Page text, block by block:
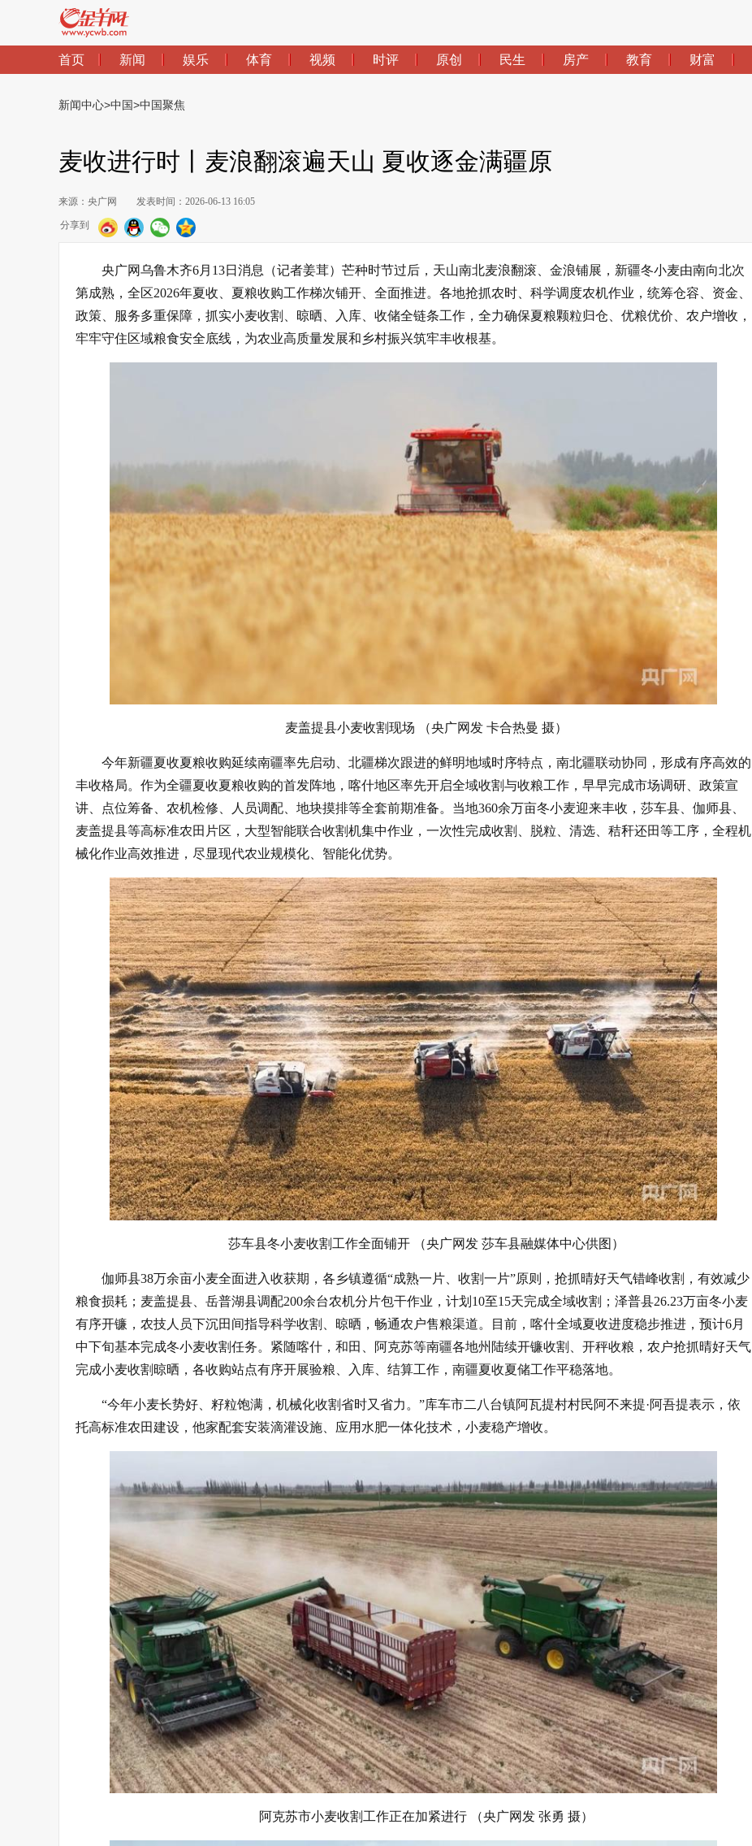
首页 新闻 娱乐 体育 视频 时评 原创 民生 房产 教育 财富
新闻中心>中国>中国聚焦
麦收进行时丨麦浪翻滚遍天山 夏收逐金满疆原
来源：央广网 发表时间：2026-06-13 16:05
分享到
央广网乌鲁木齐6月13日消息（记者姜茸）芒种时节过后，天山南北麦浪翻滚、金浪铺展，新疆冬小麦由南向北次
第成熟，全区2026年夏收、夏粮收购工作梯次铺开、全面推进。各地抢抓农时、科学调度农机作业，统筹仓容、资金、
政策、服务多重保障，抓实小麦收割、晾晒、入库、收储全链条工作，全力确保夏粮颗粒归仓、优粮优价、农户增收，
牢牢守住区域粮食安全底线，为农业高质量发展和乡村振兴筑牢丰收根基。
麦盖提县小麦收割现场 （央广网发 卡合热曼 摄）
今年新疆夏收夏粮收购延续南疆率先启动、北疆梯次跟进的鲜明地域时序特点，南北疆联动协同，形成有序高效的
丰收格局。作为全疆夏收夏粮收购的首发阵地，喀什地区率先开启全域收割与收粮工作，早早完成市场调研、政策宣
讲、点位筹备、农机检修、人员调配、地块摸排等全套前期准备。当地360余万亩冬小麦迎来丰收，莎车县、伽师县、
麦盖提县等高标准农田片区，大型智能联合收割机集中作业，一次性完成收割、脱粒、清选、秸秆还田等工序，全程机
械化作业高效推进，尽显现代农业规模化、智能化优势。
莎车县冬小麦收割工作全面铺开 （央广网发 莎车县融媒体中心供图）
伽师县38万余亩小麦全面进入收获期，各乡镇遵循“成熟一片、收割一片”原则，抢抓晴好天气错峰收割，有效减少
粮食损耗；麦盖提县、岳普湖县调配200余台农机分片包干作业，计划10至15天完成全域收割；泽普县26.23万亩冬小麦
有序开镰，农技人员下沉田间指导科学收割、晾晒，畅通农户售粮渠道。目前，喀什全域夏收进度稳步推进，预计6月
中下旬基本完成冬小麦收割任务。紧随喀什，和田、阿克苏等南疆各地州陆续开镰收割、开秤收粮，农户抢抓晴好天气
完成小麦收割晾晒，各收购站点有序开展验粮、入库、结算工作，南疆夏收夏储工作平稳落地。
“今年小麦长势好、籽粒饱满，机械化收割省时又省力。”库车市二八台镇阿瓦提村村民阿不来提·阿吾提表示，依
托高标准农田建设，他家配套安装滴灌设施、应用水肥一体化技术，小麦稳产增收。
阿克苏市小麦收割工作正在加紧进行 （央广网发 张勇 摄）